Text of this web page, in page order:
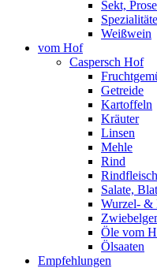
Sekt,
Weißwein
vom Hof
Caspersch Hof
Getreide
Kartoffeln
Kräuter
Linsen
Mehle
Rind
Rindfleisch
Salate,
Wurzel- &
Öle vom
Ölsaaten
Empfehlungen